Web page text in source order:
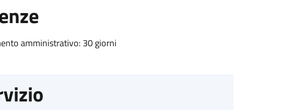
amministrativo: 30 giorni